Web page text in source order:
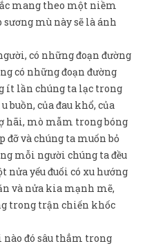
mang theo một niềm
mù này sẽ là ánh
có những đoạn đường
có những đoạn đường
ít lần chúng ta lạc trong
buồn, của đau khổ, của
hãi, mò mẫm trong bóng
đỡ và chúng ta muốn bỏ
mỗi người chúng ta đều
nửa yếu đuối có xu hướng
và nửa kia mạnh mẽ,
trong trận chiến khốc
đó sâu thẳm trong